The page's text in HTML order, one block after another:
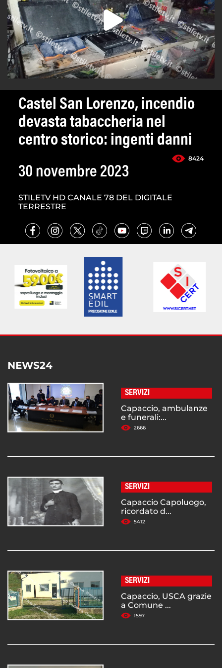
Castel San Lorenzo, incendio
devasta tabaccheria nel
centro storico: ingenti danni
8424
30 novembre 2023
STILETV HD CANALE 78 DEL DIGITALE
TERRESTRE
NEWS24
SERVIZI
Capaccio, ambulanze
e funerali:...
2666
SERVIZI
Capaccio Capoluogo,
ricordato d...
5412
SERVIZI
Capaccio, USCA grazie
a Comune ...
1597